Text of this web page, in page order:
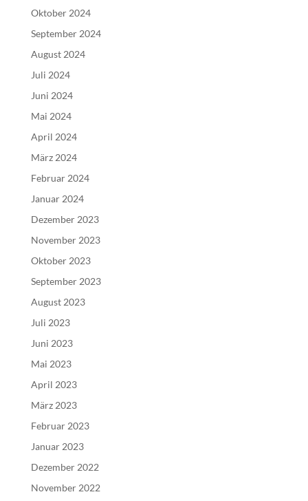
Oktober 2024
September 2024
August 2024
Juli 2024
Juni 2024
Mai 2024
April 2024
März 2024
Februar 2024
Januar 2024
Dezember 2023
November 2023
Oktober 2023
September 2023
August 2023
Juli 2023
Juni 2023
Mai 2023
April 2023
März 2023
Februar 2023
Januar 2023
Dezember 2022
November 2022